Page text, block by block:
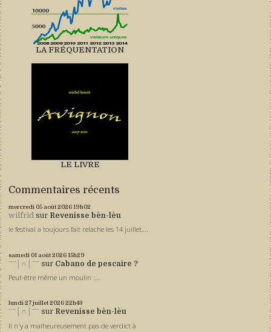
LA FRÉQUENTATION
LE LIVRE
Commentaires récents
mercredi 05 août 202619h02
wilfrid sur Revenisse bèn-lèu
le festival a toujours fait relache les 14 juillet,...
samedi 01 août 202615h29
ˉˉˉ│∩│ˉˉˉ sur Cabano de pescaire ?
Peut-être même un moulin :...
lundi 27juillet 202622h43
ˉˉˉ│∩│ˉˉˉ sur Revenisse bèn-lèu
Il n'y a malheureusement pas de verdict à